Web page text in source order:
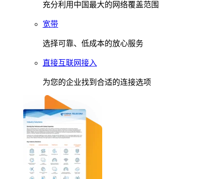
充分利用中国最大的网络覆盖范围
宽带
选择可靠、低成本的放心服务
直接互联网接入
为您的企业找到合适的连接选项